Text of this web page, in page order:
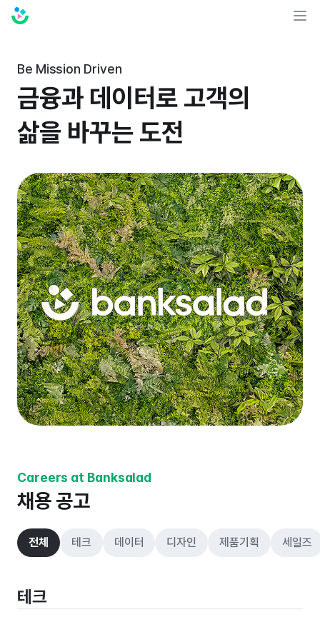
Be Mission Driven
금융과 데이터로 고객의
삶을 바꾸는 도전
Careers at Banksalad
채용 공고
전체 테크 데이터 디자인 제품기획 세일즈
테크